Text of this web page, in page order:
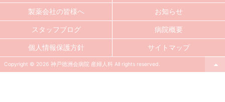
Copyright © 2026 神戸徳洲会病院 産婦人科 All rights reserved.
製薬会社の皆様へ お知らせ
スタッフブログ 病院概要
個人情報保護方針 サイトマップ